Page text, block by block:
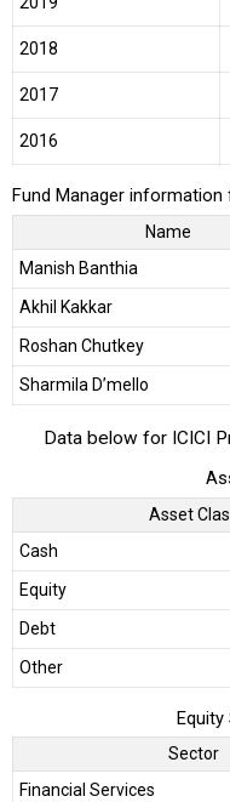
2018
2017
2016
Fund Manager information
Name
Manish Banthia
Akhil Kakkar
Roshan Chutkey
Sharmila D’mello
Data below for ICICI
Asset
Cash
Equity
Debt
Other
Sector
Financial Services